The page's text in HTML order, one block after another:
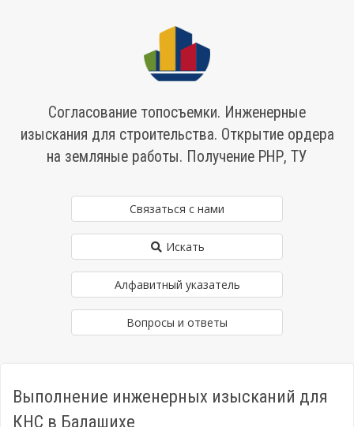
Согласование топосъемки. Инженерные
изыскания для строительства. Открытие ордера
на земляные работы. Получение РНР, ТУ
Связаться с нами
Искать
Алфавитный указатель
Вопросы и ответы
Выполнение инженерных изысканий для
КНС в Балашихе